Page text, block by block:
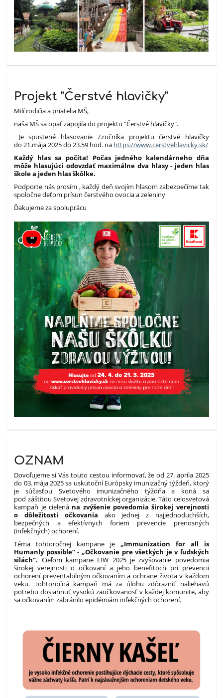
Projekt "Čerstvé hlavičky"
Milí rodičia a priatelia MŠ,
naša MŠ sa opäť zapojila do projektu "Čerstvé hlavičky".
Je spustené hlasovanie 7.ročníka projektu čerstvé hlavičky
do 21.mája 2025 do 23.59 hod. na https://www.cerstvehlavicky.sk/
Každý hlas sa počíta!
Počas jedného kalendárneho dňa
môže hlasujúci odovzdať maximálne dva hlasy - jeden hlas
škole a jeden hlas škôlke.
Podporte nás prosím , každý deň svojím hlasom zabezpečíme tak
spoločne deťom prísun čerstvého ovocia a zeleniny
Ďakujeme za spoluprácu
OZNAM
Dovoľujeme si Vás touto cestou informovať, že od 27. apríla 2025
do 03. mája 2025 sa uskutoční Európsky imunizačný týždeň, ktorý
je súčasťou Svetového imunizačného týždňa a koná sa
pod záštitou Svetovej zdravotníckej organizácie. Táto celosvetová
kampaň je cielená na zvýšenie povedomia širokej verejnosti
o dôležitosti očkovania ako jednej z najjednoduchších,
bezpečných a efektívnych foriem prevencie prenosných
(infekčných) ochorení.
Téma tohtoročnej kampane je „Immunization for all is
Humanly possible“ - „Očkovanie pre všetkých je v ľudských
silách“. Cieľom kampane EIW 2025 je zvyšovanie povedomia
širokej verejnosti o očkovaní a jeho benefitoch pri prevencii
ochorení preventabilným očkovaním a ochrane života v každom
veku. Tohtoročná kampaň má za úlohu zdôrazniť naliehavú
potrebu dosiahnuť vysokú zaočkovanosť v každej komunite, aby
sa očkovaním zabránilo epidémiám infekčných ochorení.